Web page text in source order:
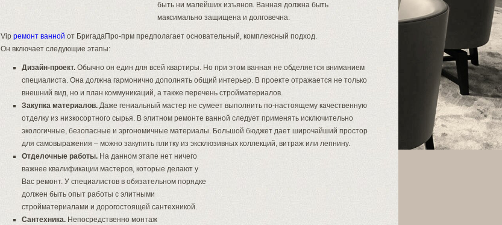
быть ни малейших изъянов. Ванная должна быть
максимально защищена и долговечна.
Vip ремонт ванной от БригадаПро-прм предполагает основательный, комплексный подход.
Он включает следующие этапы:
Дизайн-проект. Обычно он един для всей квартиры. Но при этом ванная не обделяется вниманием
специалиста. Она должна гармонично дополнять общий интерьер. В проекте отражается не только
внешний вид, но и план коммуникаций, а также перечень стройматериалов.
Закупка материалов. Даже гениальный мастер не сумеет выполнить по-настоящему качественную
отделку из низкосортного сырья. В элитном ремонте ванной следует применять исключительно
экологичные, безопасные и эргономичные материалы. Большой бюджет дает широчайший простор
для самовыражения – можно закупить плитку из эксклюзивных коллекций, витраж или лепнину.
Отделочные работы. На данном этапе нет ничего
важнее квалификации мастеров, которые делают у
Вас ремонт. У специалистов в обязательном порядке
должен быть опыт работы с элитными
стройматериалами и дорогостоящей сантехникой.
Сантехника. Непосредственно монтаж